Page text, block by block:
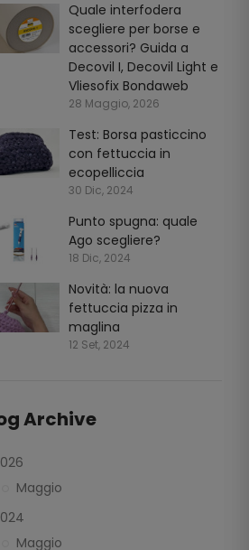
Quale interfodera
scegliere per borse e
accessori? Guida a
Decovil I, Decovil Light e
Vliesofix Bondaweb
28 Maggio, 2026
Test: Borsa pasticcino
con fettuccia in
ecopelliccia
30 Dic, 2024
Punto spugna: quale
Ago scegliere?
18 Dic, 2024
Novità: la nuova
fettuccia pizza in
maglina
12 Set, 2024
Archive
Maggio
Maggio